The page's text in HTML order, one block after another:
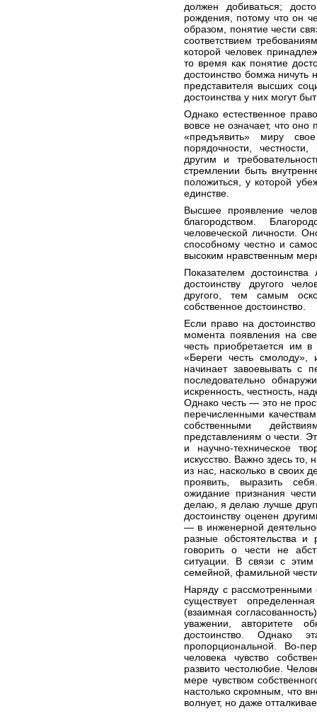
должен добиваться;
рождения, потому что он
образом, понятие чести
соответствием
которой человек
то время как понятие
достоинство бомжа ничуть
представителя высших
достоинства у них могут
Однако естественное
вовсе не означает, что оно
«предъявить» миру
порядочности,
другим и
стремлении быть
положиться, у которой
единстве.
Высшее проявление
благородством.
человеческой личности.
способному честно и
высоким нравственным
Показателем
достоинству другого
другого, тем самым
собственное достоинство.
Если право на
момента появления на
честь приобретается им
«Береги честь
начинает завоевывать с
последовательно
искренность, честность,
Однако честь — это не
перечисленными
собственными
представлениям о чести.
и научно-техническое
искусство. Важно здесь то,
из нас, насколько в своих
проявить, выразить
ожидание признания
делаю, я делаю лучше
достоинству оценен
— в инженерной
разные обстоятельства и
говорить о чести не
ситуации. В связи с
семейной, фамильной
Наряду с рассмотренными
существует
(взаимная
уважении, авторитете
достоинство. Однако
пропорциональной. Во-
человека чувство
развито честолюбие.
мере чувством
настолько скромным, что
волнует, но даже